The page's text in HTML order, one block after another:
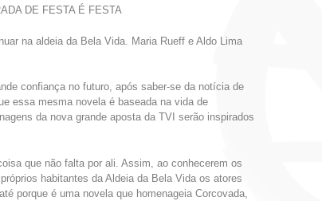
DE FESTA É FESTA
na aldeia da Bela Vida. Maria Rueff e Aldo Lima
confiança no futuro, após saber-se da notícia de
essa mesma novela é baseada na vida de
da nova grande aposta da TVI serão inspirados
que não falta por ali. Assim, ao conhecerem os
habitantes da Aldeia da Bela Vida os atores
porque é uma novela que homenageia Corcovada,